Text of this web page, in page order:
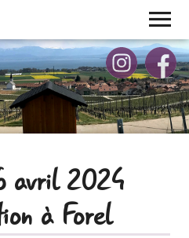
avril 2024
à Forel